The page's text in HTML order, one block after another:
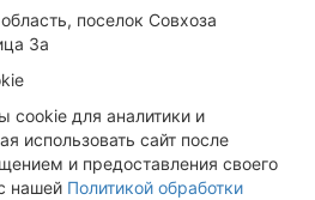
поселок Совхоза
3а
cookie для аналитики и
использовать сайт после
и предоставления своего
нашей Политикой обработки